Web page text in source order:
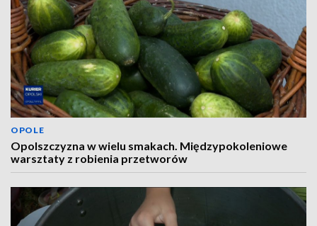
OPOLE
Opolszczyzna w wielu smakach. Międzypokoleniowe
warsztaty z robienia przetworów